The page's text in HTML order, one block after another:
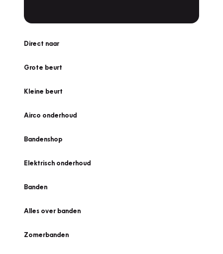
Direct naar
Grote beurt
Kleine beurt
Airco onderhoud
Bandenshop
Elektrisch onderhoud
Banden
Alles over banden
Zomerbanden